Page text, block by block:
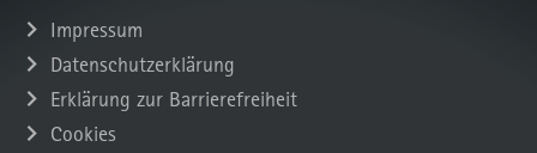
Impressum
Datenschutzerklärung
Erklärung zur Barrierefreiheit
Cookies